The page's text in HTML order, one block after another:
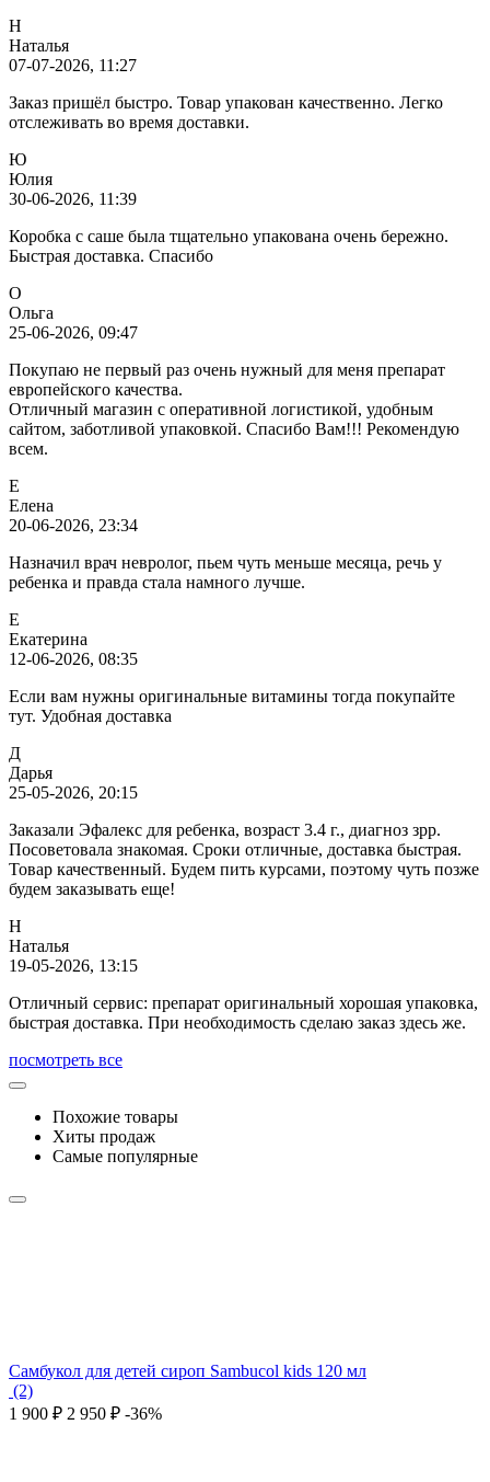
Н
Наталья
07-07-2026, 11:27
Заказ пришёл быстро. Товар упакован качественно. Легко
отслеживать во время доставки.
Ю
Юлия
30-06-2026, 11:39
Коробка с саше была тщательно упакована очень бережно.
Быстрая доставка. Спасибо
О
Ольга
25-06-2026, 09:47
Покупаю не первый раз очень нужный для меня препарат
европейского качества.
Отличный магазин с оперативной логистикой, удобным
сайтом, заботливой упаковкой. Спасибо Вам!!! Рекомендую
всем.
Е
Елена
20-06-2026, 23:34
Назначил врач невролог, пьем чуть меньше месяца, речь у
ребенка и правда стала намного лучше.
Е
Екатерина
12-06-2026, 08:35
Если вам нужны оригинальные витамины тогда покупайте
тут. Удобная доставка
Д
Дарья
25-05-2026, 20:15
Заказали Эфалекс для ребенка, возраст 3.4 г., диагноз зрр.
Посоветовала знакомая. Сроки отличные, доставка быстрая.
Товар качественный. Будем пить курсами, поэтому чуть позже
будем заказывать еще!
Н
Наталья
19-05-2026, 13:15
Отличный сервис: препарат оригинальный хорошая упаковка,
быстрая доставка. При необходимость сделаю заказ здесь же.
посмотреть все
Похожие товары
Хиты продаж
Самые популярные
Самбукол для детей сироп Sambucol kids 120 мл
(2)
1 900 ₽ 2 950 ₽ -36%